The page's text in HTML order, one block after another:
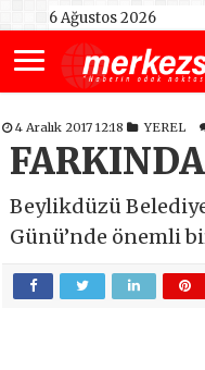
6 Ağustos 2026
4 Aralık 2017 12:18 YEREL
Beylikdüzü
Günü’nde önemli